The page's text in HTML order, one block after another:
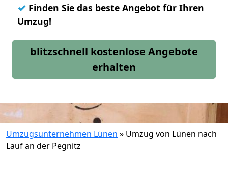
✓ Finden Sie das beste Angebot für Ihren
Umzug!
blitzschnell kostenlose Angebote
erhalten
Umzugsunternehmen Lünen » Umzug von Lünen nach
Lauf an der Pegnitz